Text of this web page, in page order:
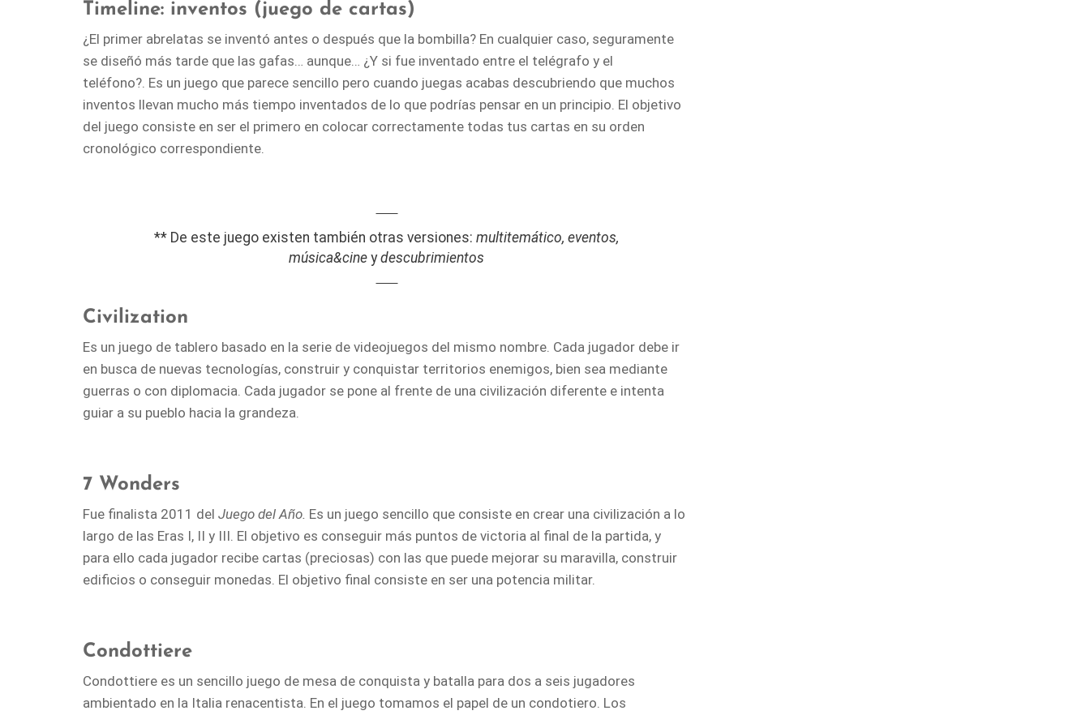
Timeline: inventos (juego de cartas)
¿El primer abrelatas se inventó antes o después que la bombilla? En cualquier caso, seguramente
se diseñó más tarde que las gafas… aunque… ¿Y si fue inventado entre el telégrafo y el
teléfono?. Es un juego que parece sencillo pero cuando juegas acabas descubriendo que muchos
inventos llevan mucho más tiempo inventados de lo que podrías pensar en un principio. El objetivo
del juego consiste en ser el primero en colocar correctamente todas tus cartas en su orden
cronológico correspondiente.
** De este juego existen también otras versiones:multitemático, eventos,
música&cineydescubrimientos
Civilization
Es un juego de tablero basado en la serie de videojuegos del mismo nombre. Cada jugador debe ir
en busca de nuevas tecnologías, construir y conquistar territorios enemigos, bien sea mediante
guerras o con diplomacia. Cada jugador se pone al frente de una civilización diferente e intenta
guiar a su pueblo hacia la grandeza.
7 Wonders
Fue finalista 2011 del Juego del Año. Es un juego sencillo que consiste en crear una civilización a lo
largo de las Eras I, II y III. El objetivo es conseguir más puntos de victoria al final de la partida, y
para ello cada jugador recibe cartas (preciosas) con las que puede mejorar su maravilla, construir
edificios o conseguir monedas. El objetivo final consiste en ser una potencia militar.
Condottiere
Condottiere es un sencillo juego de mesa de conquista y batalla para dos a seis jugadores
ambientado en la Italia renacentista. En el juego tomamos el papel de un condotiero. Los